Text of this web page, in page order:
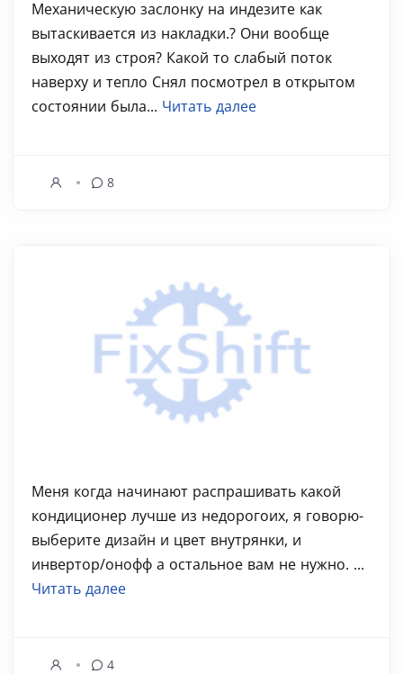
Механическую заслонку на индезите как
вытаскивается из накладки.? Они вообще
выходят из строя? Какой то слабый поток
наверху и тепло Снял посмотрел в открытом
состоянии была... Читать далее
8
Меня когда начинают распрашивать какой
кондиционер лучше из недорогоих, я говорю-
выберите дизайн и цвет внутрянки, и
инвертор/онофф а остальное вам не нужно. ...
Читать далее
4